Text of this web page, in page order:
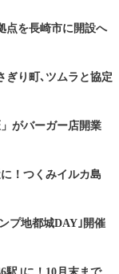
点を長崎市に開設へ
ぎり町､ツムラと協定
がバーガー店開業
！つくみイルカ島
プ地都城DAY｣開催